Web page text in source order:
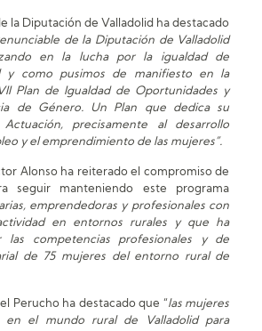
la Diputación de Valladolid ha destacado
de la Diputación de Valladolid
en la lucha por la igualdad de
y como pusimos de manifiesto en la
Plan de Igualdad de Oportunidades y
de Género. Un Plan que dedica su
precisamente al desarrollo
y el emprendimiento de las mujeres”.
Alonso ha reiterado el compromiso de
seguir manteniendo este programa
emprendedoras y profesionales con
en entornos rurales y que ha
las competencias profesionales y de
de 75 mujeres del entorno rural de
Perucho ha destacado que “las mujeres
en el mundo rural de Valladolid para